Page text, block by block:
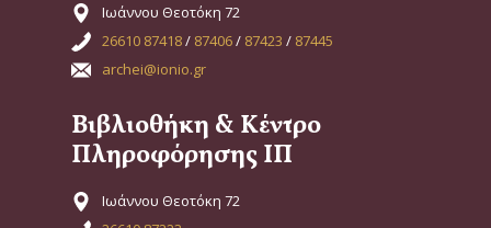
Ιωάννου Θεοτόκη 72
26610 87418/ 87406/ 87423 / 87445
archei@ionio.gr
Βιβλιοθήκη & Κέντρο
Πληροφόρησης ΙΠ
Ιωάννου Θεοτόκη 72